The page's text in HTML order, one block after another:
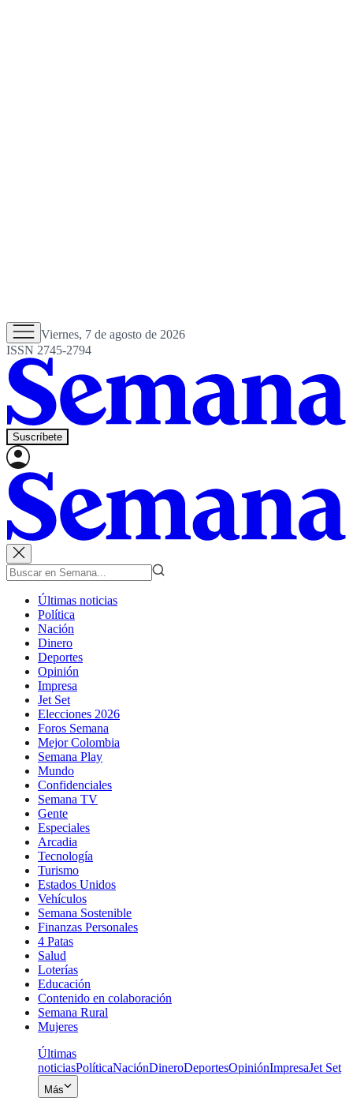
Viernes, 7 de agosto de 2026
ISSN 2745-2794
Suscríbete
Últimas noticias
Política
Nación
Dinero
Deportes
Opinión
Impresa
Jet Set
Elecciones 2026
Foros Semana
Mejor Colombia
Semana Play
Mundo
Confidenciales
Semana TV
Gente
Especiales
Arcadia
Tecnología
Turismo
Estados Unidos
Vehículos
Semana Sostenible
Finanzas Personales
4 Patas
Salud
Loterías
Educación
Contenido en colaboración
Semana Rural
Mujeres
Últimas
noticiasPolíticaNaciónDineroDeportesOpiniónImpresaJet Set
Más